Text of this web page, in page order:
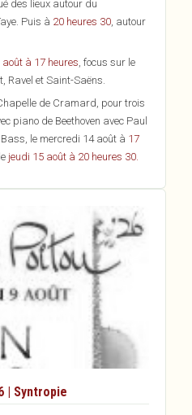
des lieux autour du
Puis à 20 heures 30 , autour
à 17 heures , focus sur le
Ravel et Saint-Saëns.
de Cramard, pour trois
piano de Beethoven avec Paul
le mercredi 14 août à 17
jeudi 15 août à 20 heures 30.
| Syntropie